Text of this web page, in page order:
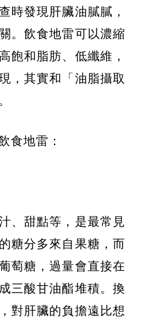
時發現肝臟油膩膩，
。飲食地雷可以濃縮
飽和脂肪、低纖維，
，其實和「油脂攝取
食地雷：
、甜點等，是最常見
糖分多來自果糖，而
萄糖，過量會直接在
三酸甘油酯堆積。換
對肝臟的負擔遠比想